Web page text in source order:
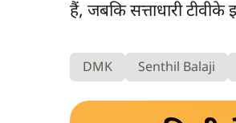
हैं, जबकि सत्ताधारी टीवीके
DMK Senthil Balaji